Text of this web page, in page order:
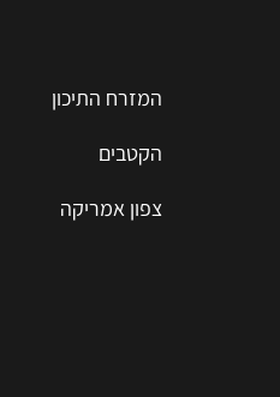
המזרח התיכון
הקטבים
צפון אמריקה